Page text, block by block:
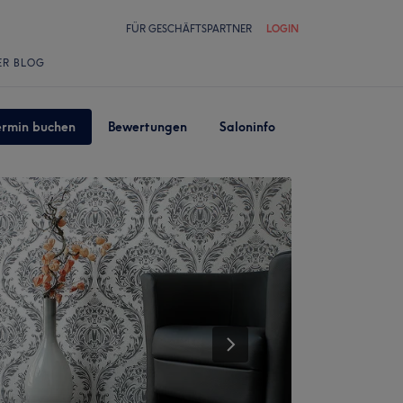
FÜR GESCHÄFTSPARTNER LOGIN
BLOG
buchen Bewertungen Saloninfo